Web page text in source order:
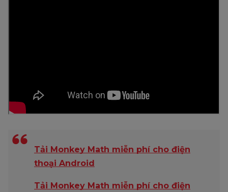
Tải Monkey Math miễn phí cho điện
thoại Android
Tải Monkey Math miễn phí cho điện